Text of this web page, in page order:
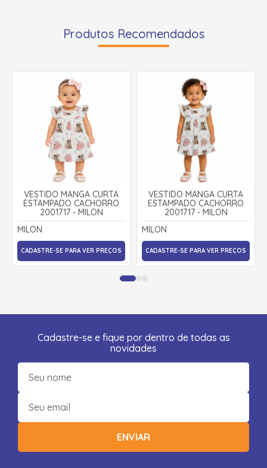
Produtos Recomendados
VESTIDO MANGA CURTA
ESTAMPADO CACHORRO
2001717 - MILON
MILON
CADASTRE-SE PARA VER PREÇOS
VESTIDO MANGA CURTA
ESTAMPADO CACHORRO
2001717 - MILON
MILON
CADASTRE-SE PARA VER PREÇOS
Cadastre-se e fique por dentro de todas as
novidades
ENVIAR